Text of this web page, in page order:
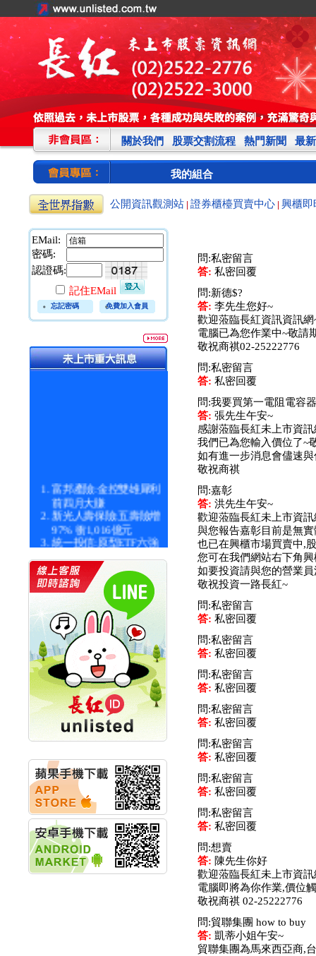
關於我們 股票交割流程 熱門新聞 最
我的組合
公開資訊觀測站 證券櫃檯買賣中心 興櫃即
EMail:
密碼:
認證碼:
記住EMail
忘記密碼 免費加入會員
富邦產險:金控雙雄犀利
前四月大賺
新光人壽保險:五壽險增
97% 衝1,016億元
統一投信:原型ETF六強
漲逾九成
統一投信:主動式ETF溢
價 被盯上
新光人壽保險:新壽Q1外
價金將達996億
宇辰系統科技:宇辰業績
創新高 啟動興櫃轉上櫃
計畫
明緯企業:明緯永續科技
競賽 以電源驅動善的力
量
秀育企業:秀育SHO-U儲
能系統 獲國內首張CNS
認證
聯博投信:聯博00404A
華旭先進:代重要子公司
碩通散熱股份有限公司
公告董事會通過發言人
及代理發
華旭先進:代重要子公司
碩通散熱股份有限公司
公告董事會決議發行員
工認股權
華旭先進:代重要子公司
問:私密留言
答: 私密回覆
問:新德$?
答: 李先生您好~
歡迎蒞臨長紅資訊資訊網
電腦已為您作業中~敬請
敬祝商祺02-25222776
問:私密留言
答: 私密回覆
問:我要買第一電阻電容
答: 張先生午安~
感謝蒞臨長紅未上市資訊
我們已為您輸入價位了~
如有進一步消息會儘速與
敬祝商祺
問:嘉彰
答: 洪先生午安~
歡迎蒞臨長紅未上市資訊
與您報告嘉彰目前是無實
也已在興櫃市場買賣中,
您可在我們網站右下角
如要投資請與您的營業員
敬祝投資一路長紅~
問:私密留言
答: 私密回覆
問:私密留言
答: 私密回覆
問:私密留言
答: 私密回覆
問:私密留言
答: 私密回覆
問:私密留言
答: 私密回覆
問:私密留言
答: 私密回覆
問:私密留言
答: 私密回覆
問:想賣
答: 陳先生你好
歡迎蒞臨長紅未上市資訊
電腦即將為你作業,價位
敬祝商祺 02-25222776
問:貿聯集團 how to buy
答: 凱蒂小姐午安~
貿聯集團為馬來西亞商,